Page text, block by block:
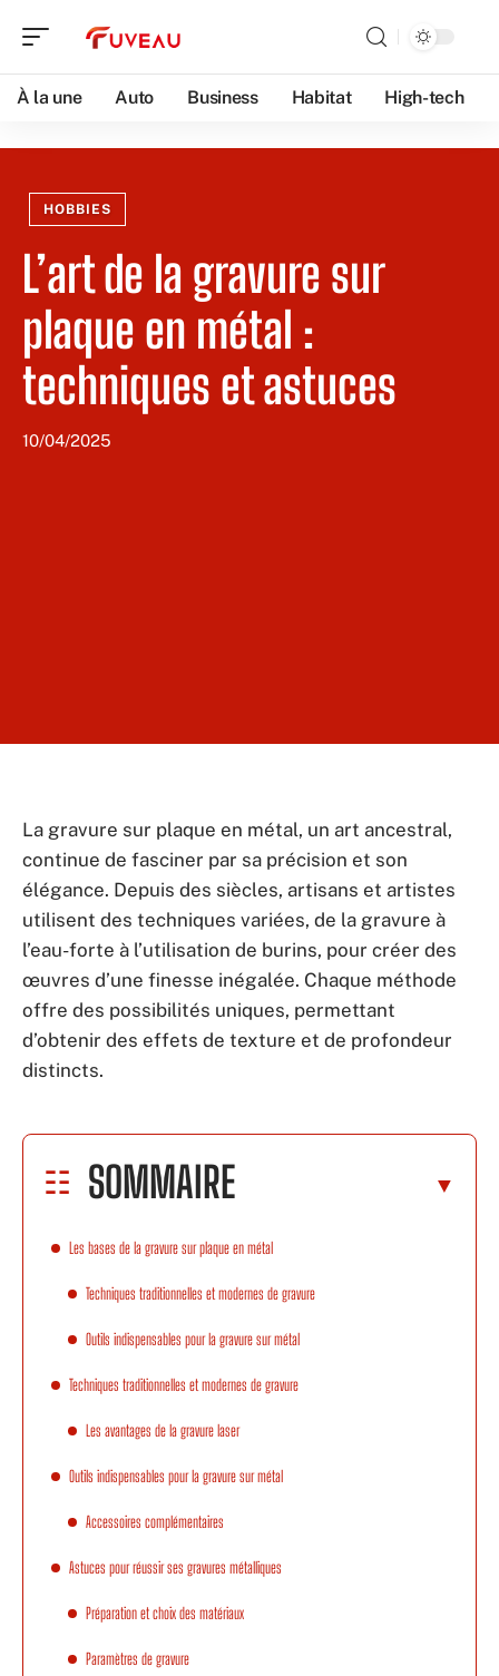
À la une Auto Business Habitat High-tech
HOBBIES
L’art de la gravure sur
plaque en métal :
techniques et astuces
10/04/2025
La gravure sur plaque en métal, un art ancestral,
continue de fasciner par sa précision et son
élégance. Depuis des siècles, artisans et artistes
utilisent des techniques variées, de la gravure à
l’eau-forte à l’utilisation de burins, pour créer des
œuvres d’une finesse inégalée. Chaque méthode
offre des possibilités uniques, permettant
d’obtenir des effets de texture et de profondeur
distincts.
SOMMAIRE
Les bases de la gravure sur plaque en métal
Techniques traditionnelles et modernes de gravure
Outils indispensables pour la gravure sur métal
Techniques traditionnelles et modernes de gravure
Les avantages de la gravure laser
Outils indispensables pour la gravure sur métal
Accessoires complémentaires
Astuces pour réussir ses gravures métalliques
Préparation et choix des matériaux
Paramètres de gravure